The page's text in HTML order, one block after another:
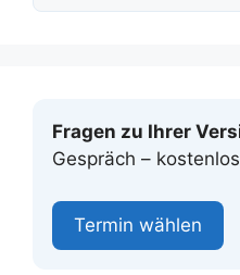
Fragen zu Ihrer
Gespräch –
Termin wählen